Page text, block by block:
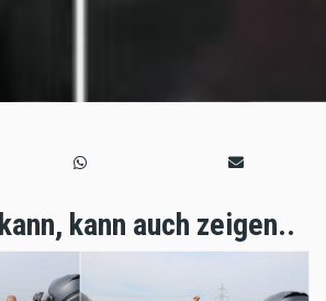
kann auch zeigen..